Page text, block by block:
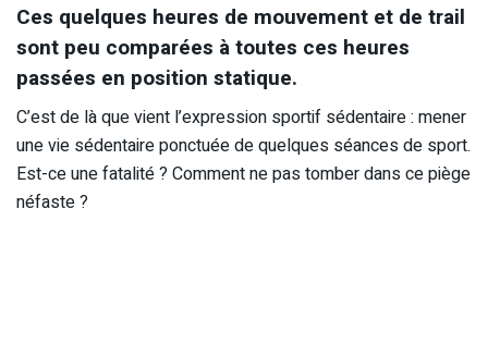
Ces quelques heures de mouvement et de trail
sont peu comparées à toutes ces heures
passées en position statique.
C’est de là que vient l’expression sportif sédentaire : mener
une vie sédentaire ponctuée de quelques séances de sport.
Est-ce une fatalité ? Comment ne pas tomber dans ce piège
néfaste ?